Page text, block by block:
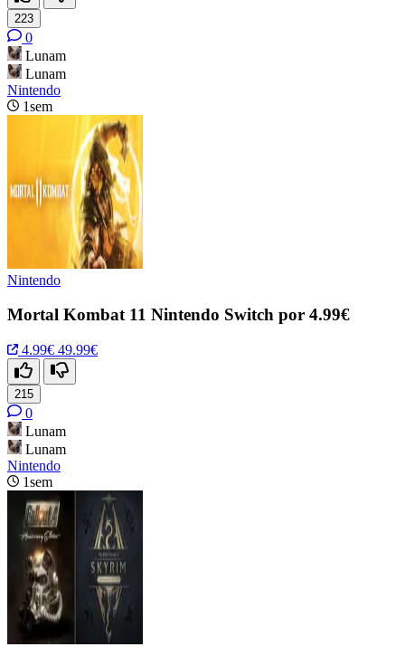
223
0
Lunam
Lunam
Nintendo
1sem
Nintendo
Mortal Kombat 11 Nintendo Switch por 4.99€
4.99€ 49.99€
215
0
Lunam
Lunam
Nintendo
1sem